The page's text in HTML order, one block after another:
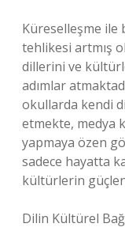
Küreselleşme
tehlikesi artmış
dillerini ve
adımlar
okullarda kendi
etmekte, medya
yapmaya özen
sadece hayatta
kültürlerin
Dilin Kültürel